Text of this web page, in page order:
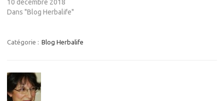
10 décembre 2018
Dans "Blog Herbalife"
Catégorie : Blog Herbalife